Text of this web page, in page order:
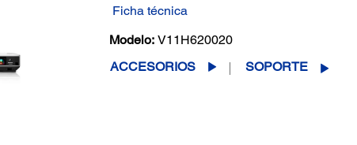
Ficha técnica
Modelo: V11H620020
ACCESORIOS
SOPORTE